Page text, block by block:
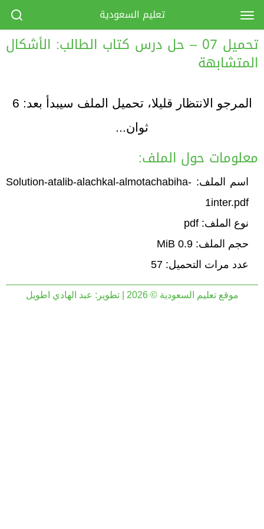
تحميل 07 – حل درس كتاب الطالب: الأشكال
المتشابهة
المرجو الانتظار قليلا، تحميل الملف سيبدأ بعد: 6
ثوان...
معلومات حول الملف:
اسم الملف: Solution-atalib-alachkal-almotachabiha-
1inter.pdf
نوع الملف: pdf
حجم الملف: 0.9 MiB
عدد مرات التحميل: 57
موقع تعليم السعودية © 2026 | تطوير: عبد الهادي اطويل
تعليم السعودية